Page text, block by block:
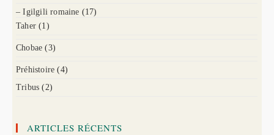
– Igilgili romaine (17)
Taher (1)
Chobae (3)
Préhistoire (4)
Tribus (2)
ARTICLES RÉCENTS